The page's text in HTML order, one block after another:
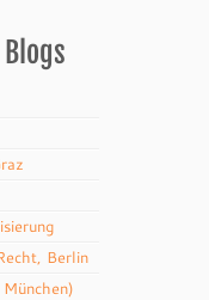
Berlin